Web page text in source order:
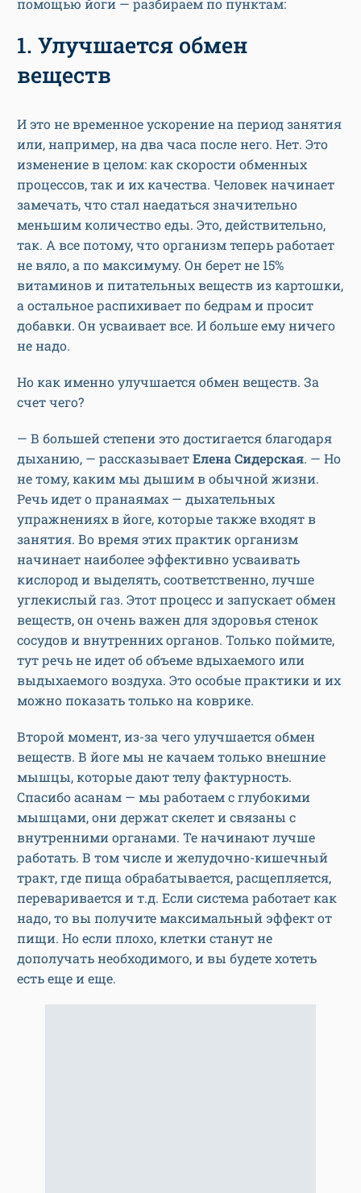
помощью йоги — разбираем по пунктам:
1. Улучшается обмен
веществ
И это не временное ускорение на период занятия
или, например, на два часа после него. Нет. Это
изменение в целом: как скорости обменных
процессов, так и их качества. Человек начинает
замечать, что стал наедаться значительно
меньшим количество еды. Это, действительно,
так. А все потому, что организм теперь работает
не вяло, а по максимуму. Он берет не 15%
витаминов и питательных веществ из картошки,
а остальное распихивает по бедрам и просит
добавки. Он усваивает все. И больше ему ничего
не надо.
Но как именно улучшается обмен веществ. За
счет чего?
— В большей степени это достигается благодаря
дыханию, — рассказываетЕлена Сидерская. — Но
не тому, каким мы дышим в обычной жизни.
Речь идет о пранаямах — дыхательных
упражнениях в йоге, которые также входят в
занятия. Во время этих практик организм
начинает наиболее эффективно усваивать
кислород и выделять, соответственно, лучше
углекислый газ. Этот процесс и запускает обмен
веществ, он очень важен для здоровья стенок
сосудов и внутренних органов. Только поймите,
тут речь не идет об объеме вдыхаемого или
выдыхаемого воздуха. Это особые практики и их
можно показать только на коврике.
Второй момент, из-за чего улучшается обмен
веществ. В йоге мы не качаем только внешние
мышцы, которые дают телу фактурность.
Спасибо асанам — мы работаем с глубокими
мышцами, они держат скелет и связаны с
внутренними органами. Те начинают лучше
работать. В том числе и желудочно-кишечный
тракт, где пища обрабатывается, расщепляется,
переваривается и т.д. Если система работает как
надо, то вы получите максимальный эффект от
пищи. Но если плохо, клетки станут не
дополучать необходимого, и вы будете хотеть
есть еще и еще.